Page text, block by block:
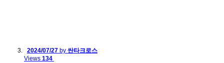
2024/07/27 by 싼타크로스
Views 134